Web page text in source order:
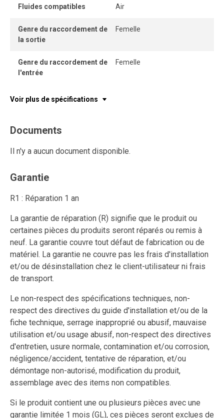
Fluides compatibles Air
Genre du raccordement de
la sortie
Femelle
Genre du raccordement de
l'entrée
Femelle
Voir plus de spécifications
Documents
Il n'y a aucun document disponible.
Garantie
R1 : Réparation 1 an
La garantie de réparation (R) signifie que le produit ou
certaines pièces du produits seront réparés ou remis à
neuf. La garantie couvre tout défaut de fabrication ou de
matériel. La garantie ne couvre pas les frais d'installation
et/ou de désinstallation chez le client-utilisateur ni frais
de transport.
Le non-respect des spécifications techniques, non-
respect des directives du guide d'installation et/ou de la
fiche technique, serrage inapproprié ou abusif, mauvaise
utilisation et/ou usage abusif, non-respect des directives
d'entretien, usure normale, contamination et/ou corrosion,
négligence/accident, tentative de réparation, et/ou
démontage non-autorisé, modification du produit,
assemblage avec des items non compatibles.
Si le produit contient une ou plusieurs pièces avec une
garantie limitée 1 mois (GL), ces pièces seront exclues de